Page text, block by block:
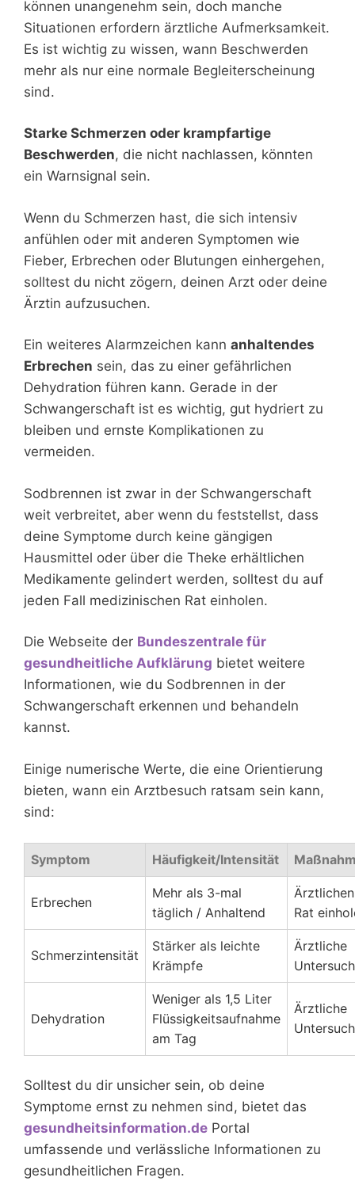
können unangenehm sein, doch manche
Situationen erfordern ärztliche Aufmerksamkeit.
Es ist wichtig zu wissen, wann Beschwerden
mehr als nur eine normale Begleiterscheinung
sind.
Starke Schmerzen oder krampfartige
Beschwerden, die nicht nachlassen, könnten
ein Warnsignal sein.
Wenn du Schmerzen hast, die sich intensiv
anfühlen oder mit anderen Symptomen wie
Fieber, Erbrechen oder Blutungen einhergehen,
solltest du nicht zögern, deinen Arzt oder deine
Ärztin aufzusuchen.
Ein weiteres Alarmzeichen kann anhaltendes
Erbrechen sein, das zu einer gefährlichen
Dehydration führen kann. Gerade in der
Schwangerschaft ist es wichtig, gut hydriert zu
bleiben und ernste Komplikationen zu
vermeiden.
Sodbrennen ist zwar in der Schwangerschaft
weit verbreitet, aber wenn du feststellst, dass
deine Symptome durch keine gängigen
Hausmittel oder über die Theke erhältlichen
Medikamente gelindert werden, solltest du auf
jeden Fall medizinischen Rat einholen.
Die Webseite der Bundeszentrale für
gesundheitliche Aufklärung bietet weitere
Informationen, wie du Sodbrennen in der
Schwangerschaft erkennen und behandeln
kannst.
Einige numerische Werte, die eine Orientierung
bieten, wann ein Arztbesuch ratsam sein kann,
sind:
Symptom Häufigkeit/Intensität
Erbrechen
Mehr als 3-mal
täglich / Anhaltend
Ärztlichen
Rat
Schmerzintensität
Stärker als leichte
Krämpfe
Ärztliche
Dehydration
Weniger als 1,5 Liter
Flüssigkeitsaufnahme
am Tag
Ärztliche
Solltest du dir unsicher sein, ob deine
Symptome ernst zu nehmen sind, bietet das
gesundheitsinformation.de Portal
umfassende und verlässliche Informationen zu
gesundheitlichen Fragen.